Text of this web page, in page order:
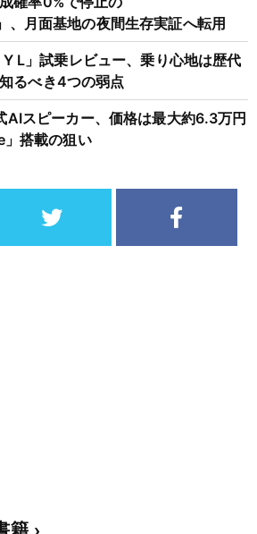
、月面基地の夜間生存実証へ転用
L」試乗レビュー、乗り心地は歴代
るべき4つの弱点
AIスピーカー、価格は最大約6.3万円
搭載の狙い
籍